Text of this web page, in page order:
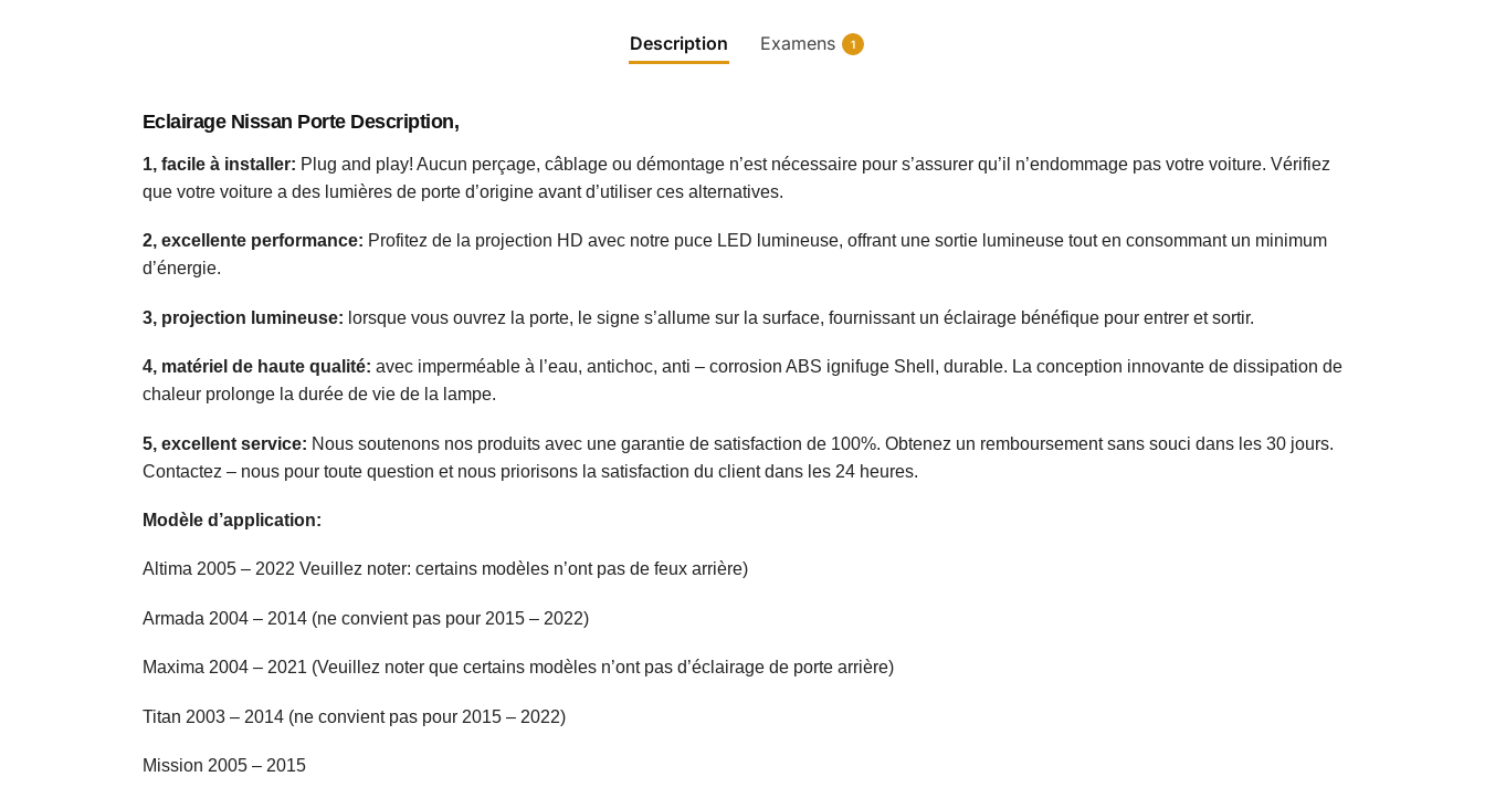
Description Examens 1
Eclairage Nissan Porte Description,
1, facile à installer: Plug and play! Aucun perçage, câblage ou démontage n’est nécessaire pour s’assurer qu’il n’endommage pas votre voiture. Vérifiez
que votre voiture a des lumières de porte d’origine avant d’utiliser ces alternatives.
2, excellente performance: Profitez de la projection HD avec notre puce LED lumineuse, offrant une sortie lumineuse tout en consommant un minimum
d’énergie.
3, projection lumineuse: lorsque vous ouvrez la porte, le signe s’allume sur la surface, fournissant un éclairage bénéfique pour entrer et sortir.
4, matériel de haute qualité: avec imperméable à l’eau, antichoc, anti – corrosion ABS ignifuge Shell, durable. La conception innovante de dissipation de
chaleur prolonge la durée de vie de la lampe.
5, excellent service: Nous soutenons nos produits avec une garantie de satisfaction de 100%. Obtenez un remboursement sans souci dans les 30 jours.
Contactez – nous pour toute question et nous priorisons la satisfaction du client dans les 24 heures.
Modèle d’application:
Altima 2005 – 2022 Veuillez noter: certains modèles n’ont pas de feux arrière)
Armada 2004 – 2014 (ne convient pas pour 2015 – 2022)
Maxima 2004 – 2021 (Veuillez noter que certains modèles n’ont pas d’éclairage de porte arrière)
Titan 2003 – 2014 (ne convient pas pour 2015 – 2022)
Mission 2005 – 2015